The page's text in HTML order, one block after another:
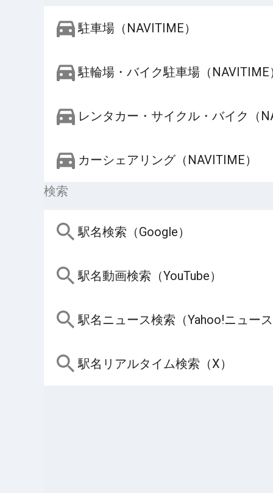
駐車場（NAVITIME）
駐輪場・バイク駐車場（NAVITIME
レンタカー・サイクル・バイク（
カーシェアリング（NAVITIME）
検索
駅名検索（Google）
駅名動画検索（YouTube）
駅名ニュース検索（Yahoo!ニュー
駅名リアルタイム検索（X）